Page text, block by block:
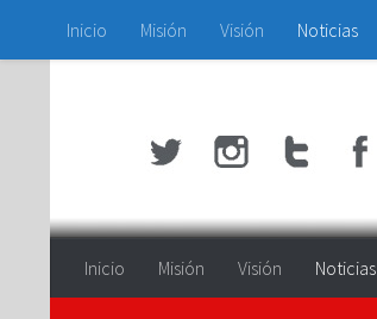
Saltar al contenido
Inicio Misión Visión Noticias
Inicio Misión Visión Noticias